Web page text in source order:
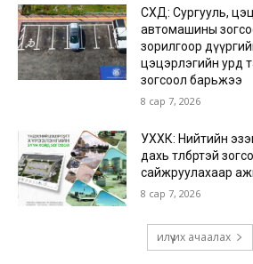
СХД: Сургууль,
автомашины
зорилгоор
цэцэрлэгийн урд
зогсоол барьжээ
8 сар 7, 2026
УХХК: Нийтийн
дахь төлбөртэй
сайжруулахаар
8 сар 7, 2026
илүү их ачаалах